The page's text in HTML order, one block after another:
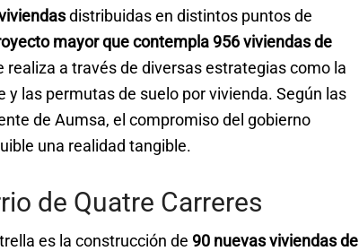
distribuidas en distintos puntos de
mayor que contempla 956 viviendas de
realiza a través de diversas estrategias como la
las permutas de suelo por vivienda. Según las
de Aumsa, el compromiso del gobierno
una realidad tangible.
de Quatre Carreres
es la construcción de 90 nuevas viviendas de